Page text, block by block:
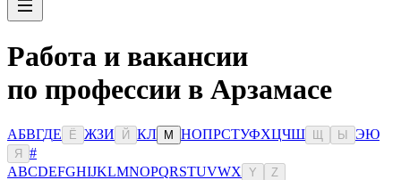
Работа и вакансии
по профессии в Арзамасе
АБВГДЕ Ё ЖЗИ Й КЛ М НОПРСТУФХЦЧШ Ы ЭЮ
Я
#
ABCDEFGHIJKLMNOPQRSTUVWX Y Z